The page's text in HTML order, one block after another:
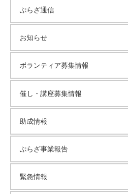
イ
ブ
ぷらざ通信
お知らせ
ボランティア募集情報
催し・講座募集情報
助成情報
ぷらざ事業報告
緊急情報